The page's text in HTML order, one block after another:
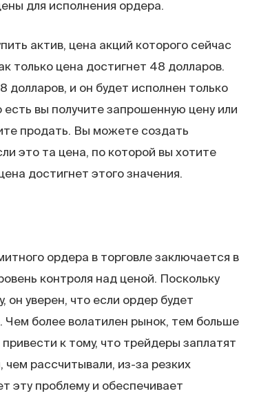
для исполнения ордера.
актив, цена акций которого сейчас
только цена достигнет 48 долларов.
и он будет исполнен только
вы получите запрошенную цену или
продать. Вы можете создать
это та цена, по которой вы хотите
достигнет этого значения.
ордера в торговле заключается в
контроля над ценой. Поскольку
уверен, что если ордер будет
более волатилен рынок, тем больше
к тому, что трейдеры заплатят
рассчитывали, из-за резких
эту проблему и обеспечивает